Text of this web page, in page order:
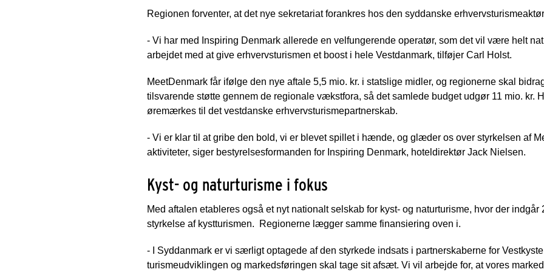
Regionen forventer, at det nye sekretariat forankres hos den syddanske
- Vi har med Inspiring Denmark allerede en velfungerende operatør, som det vil være helt
arbejdet med at give erhvervsturismen et boost i hele Vestdanmark, tilføjer Carl Holst.
MeetDenmark får ifølge den nye aftale 5,5 mio. kr. i statslige midler, og regionerne skal
tilsvarende støtte gennem de regionale vækstfora, så det samlede budget udgør 11 mio. kr.
øremærkes til det vestdanske erhvervsturismepartnerskab.
- Vi er klar til at gribe den bold, vi er blevet spillet i hænde, og glæder os over styrkelsen af
aktiviteter, siger bestyrelsesformanden for Inspiring Denmark, hoteldirektør Jack Nielsen.
Kyst- og naturturisme i fokus
Med aftalen etableres også et nyt nationalt selskab for kyst- og naturturisme, hvor der indgår
styrkelse af kystturismen. Regionerne lægger samme finansiering oven i.
- I Syddanmark er vi særligt optagede af den styrkede indsats i partnerskaberne for
turismeudviklingen og markedsføringen skal tage sit afsæt. Vi vil arbejde for, at vores